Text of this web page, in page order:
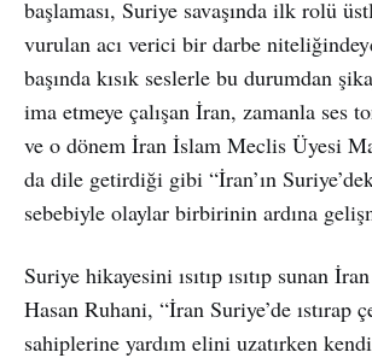
başlaması, Suriye savaşında ilk rolü
vurulan acı verici bir darbe
başında kısık seslerle bu durumdan
ima etmeye çalışan İran, zamanla ses
ve o dönem İran İslam Meclis Üyesi
da dile getirdiği gibi “İran’ın
sebebiyle olaylar birbirinin ardına
Suriye hikayesini ısıtıp ısıtıp sunan
Hasan Ruhani, “İran Suriye’de ıstırap
sahiplerine yardım elini uzatırken